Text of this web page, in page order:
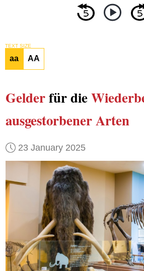
TEXT SIZE
aa AA
Gelderfür die
ausgestorbener Arten
23 January 2025